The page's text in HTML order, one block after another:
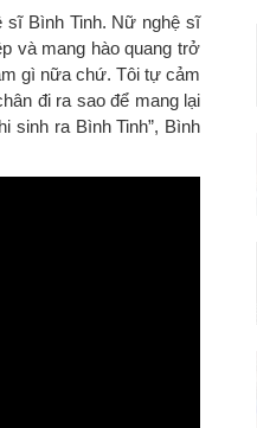
sĩ Bình Tinh. Nữ nghệ sĩ
và mang hào quang trở
gì nữa chứ. Tôi tự cảm
đi ra sao để mang lại
sinh ra Bình Tinh”, Bình